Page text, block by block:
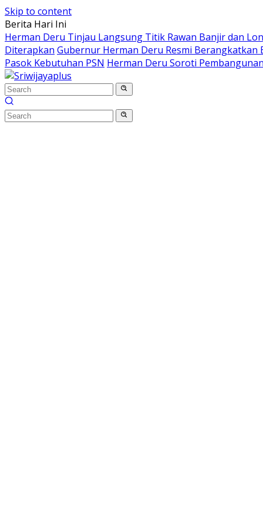
Skip to content
Berita Hari Ini
Herman Deru Tinjau Langsung Titik Rawan Banjir dan
Diterapkan Gubernur Herman Deru Resmi Berangkatkan
Pasok Kebutuhan PSN Herman Deru Soroti